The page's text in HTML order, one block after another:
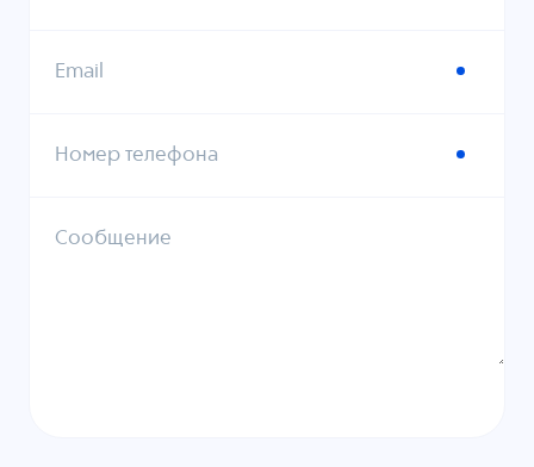
Email
Номер телефона
Сообщение